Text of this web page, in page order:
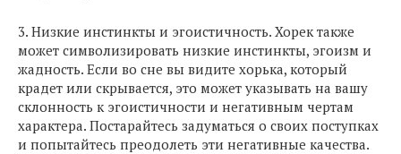
3. Низкие инстинкты и эгоистичность. Хорек также
может символизировать низкие инстинкты, эгоизм и
жадность. Если во сне вы видите хорька, который
крадет или скрывается, это может указывать на вашу
склонность к эгоистичности и негативным чертам
характера. Постарайтесь задуматься о своих поступках
и попытайтесь преодолеть эти негативные качества.